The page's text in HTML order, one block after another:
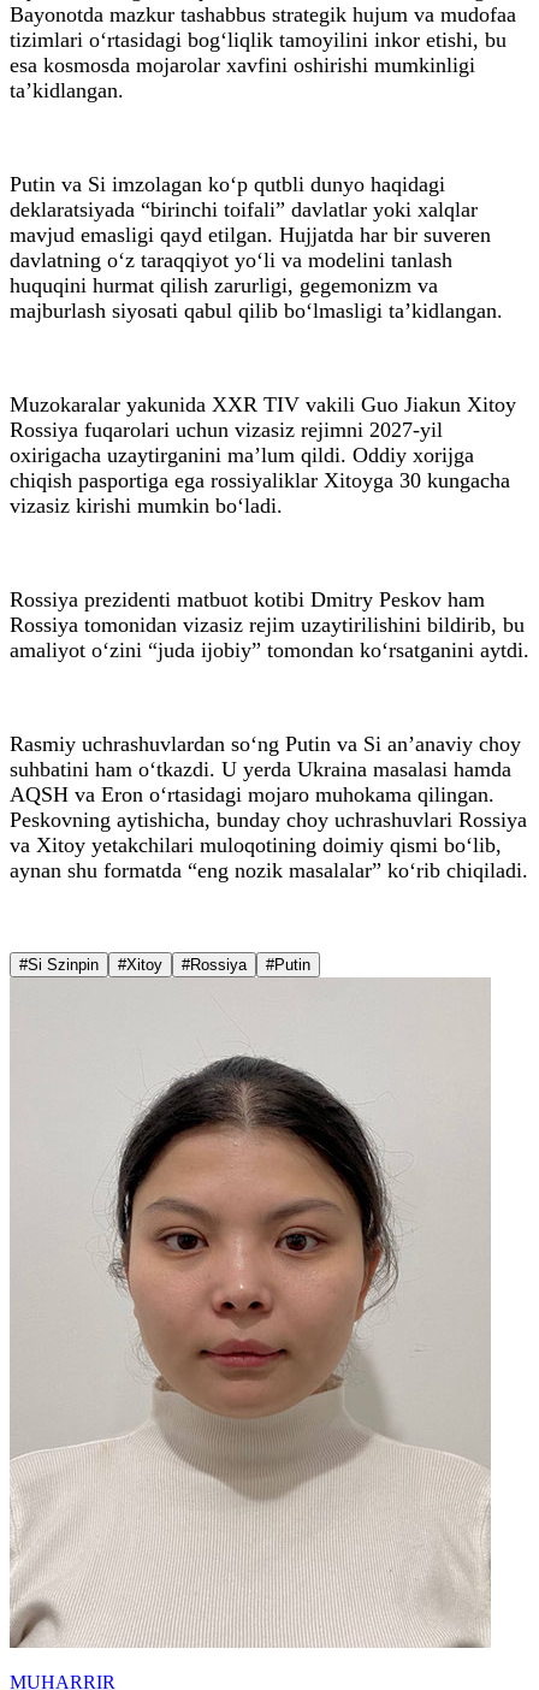
Bayonotda mazkur tashabbus strategik hujum va mudofaa
tizimlari o‘rtasidagi bog‘liqlik tamoyilini inkor etishi, bu
esa kosmosda mojarolar xavfini oshirishi mumkinligi
ta’kidlangan.
Putin va Si imzolagan ko‘p qutbli dunyo haqidagi
deklaratsiyada “birinchi toifali” davlatlar yoki xalqlar
mavjud emasligi qayd etilgan. Hujjatda har bir suveren
davlatning o‘z taraqqiyot yo‘li va modelini tanlash
huquqini hurmat qilish zarurligi, gegemonizm va
majburlash siyosati qabul qilib bo‘lmasligi ta’kidlangan.
Muzokaralar yakunida XXR TIV vakili Guo Jiakun Xitoy
Rossiya fuqarolari uchun vizasiz rejimni 2027-yil
oxirigacha uzaytirganini ma’lum qildi. Oddiy xorijga
chiqish pasportiga ega rossiyaliklar Xitoyga 30 kungacha
vizasiz kirishi mumkin bo‘ladi.
Rossiya prezidenti matbuot kotibi Dmitry Peskov ham
Rossiya tomonidan vizasiz rejim uzaytirilishini bildirib, bu
amaliyot o‘zini “juda ijobiy” tomondan ko‘rsatganini aytdi.
Rasmiy uchrashuvlardan so‘ng Putin va Si an’anaviy choy
suhbatini ham o‘tkazdi. U yerda Ukraina masalasi hamda
AQSH va Eron o‘rtasidagi mojaro muhokama qilingan.
Peskovning aytishicha, bunday choy uchrashuvlari Rossiya
va Xitoy yetakchilari muloqotining doimiy qismi bo‘lib,
aynan shu formatda “eng nozik masalalar” ko‘rib chiqiladi.
#Si Szinpin #Xitoy #Rossiya #Putin
MUHARRIR